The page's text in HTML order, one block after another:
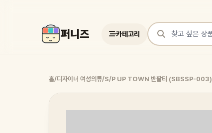
퍼니즈 카테고리
상품 검색
홈/디자이너 여성의류/S/P UP TOWN 반팔티 (SBSSP-003)